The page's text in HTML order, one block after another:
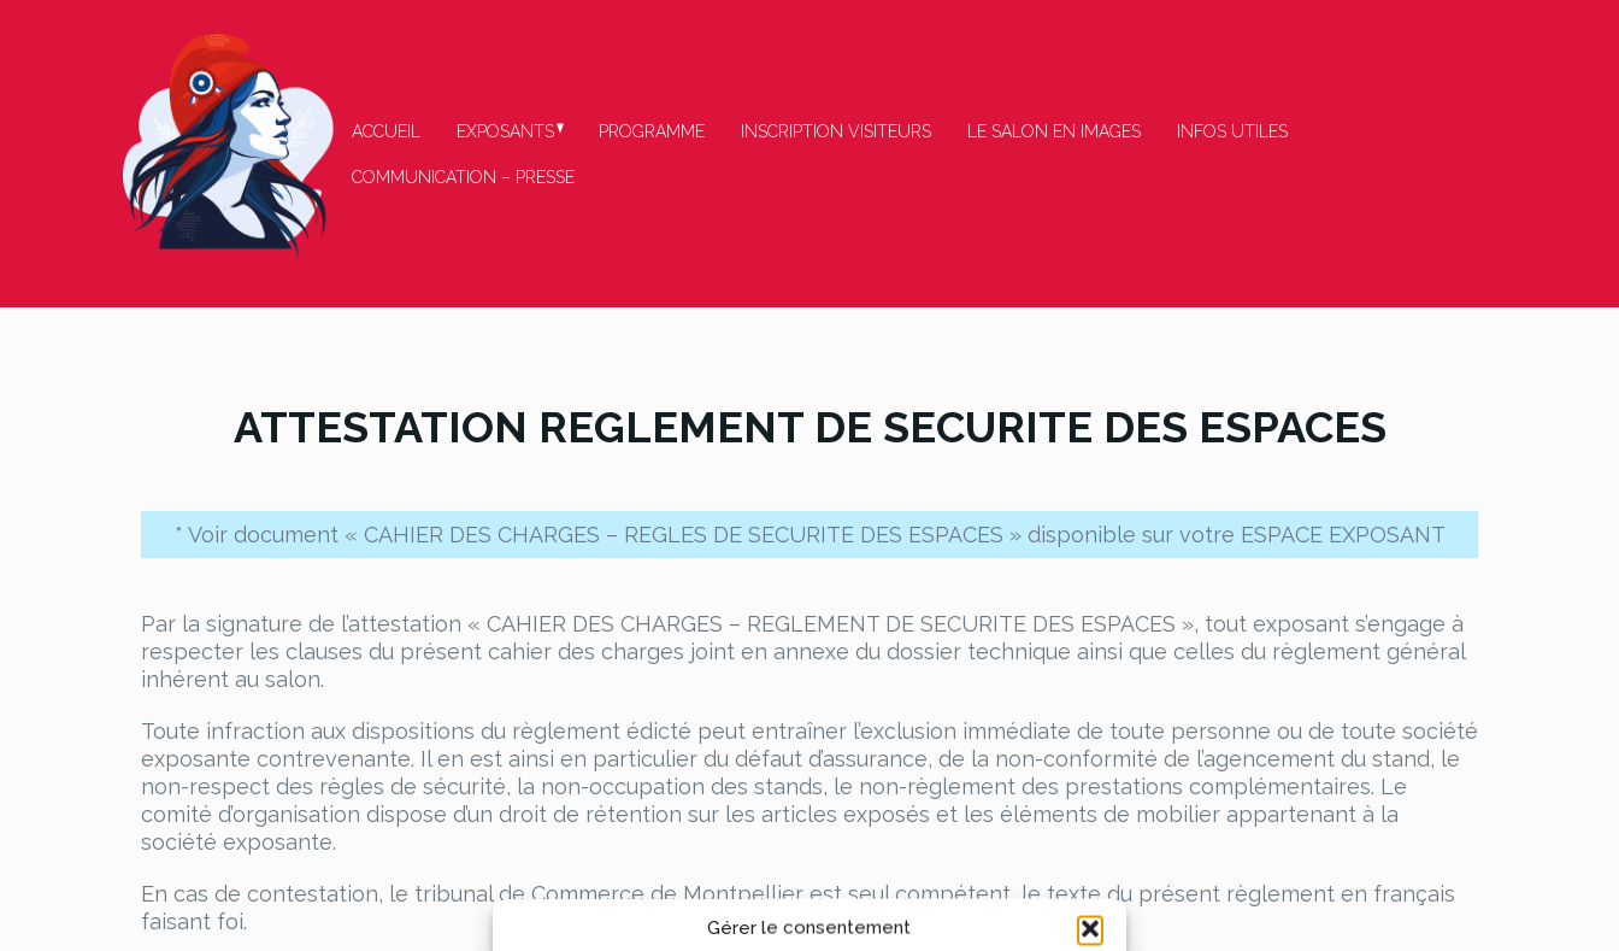
Gérer le consentement
ACCUEIL EXPOSANTS PROGRAMME INSCRIPTION VISITEURS LE SALON EN IMAGES INFOS UTILES
COMMUNICATION – PRESSE
ATTESTATION REGLEMENT DE SECURITE DES ESPACES
* Voir document « CAHIER DES CHARGES – REGLES DE SECURITE DES ESPACES » disponible sur votre ESPACE EXPOSANT
Par la signature de l’attestation « CAHIER DES CHARGES – REGLEMENT DE SECURITE DES ESPACES », tout exposant s’engage à
respecter les clauses du présent cahier des charges joint en annexe du dossier technique ainsi que celles du règlement général
inhérent au salon.
Toute infraction aux dispositions du règlement édicté peut entraîner l’exclusion immédiate de toute personne ou de toute société
exposante contrevenante. Il en est ainsi en particulier du défaut d’assurance, de la non-conformité de l’agencement du stand, le
non-respect des règles de sécurité, la non-occupation des stands, le non-règlement des prestations complémentaires. Le
comité d’organisation dispose d’un droit de rétention sur les articles exposés et les éléments de mobilier appartenant à la
société exposante.
En cas de contestation, le tribunal de Commerce de Montpellier est seul compétent, le texte du présent règlement en français
faisant foi.